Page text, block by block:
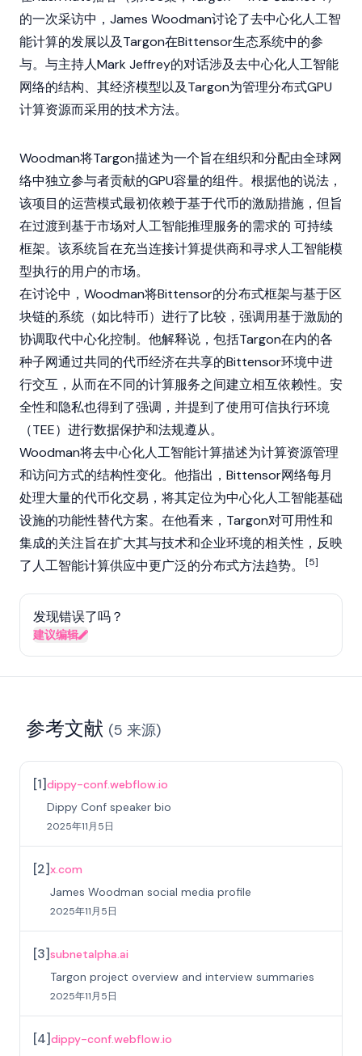
的一次采访中，James Woodman讨论了去中心化人工智
能计算的发展以及Targon在Bittensor生态系统中的参
与。与主持人Mark Jeffrey的对话涉及去中心化人工智能
网络的结构、其经济模型以及Targon为管理分布式GPU
计算资源而采用的技术方法。
Woodman将Targon描述为一个旨在组织和分配由全球网
络中独立参与者贡献的GPU容量的组件。根据他的说法，
该项目的运营模式最初依赖于基于代币的激励措施，但旨
在过渡到基于市场对人工智能推理服务的需求的 可持续
框架。该系统旨在充当连接计算提供商和寻求人工智能模
型执行的用户的市场。
在讨论中，Woodman将Bittensor的分布式框架与基于区
块链的系统（如比特币）进行了比较，强调用基于激励的
协调取代中心化控制。他解释说，包括Targon在内的各
种子网通过共同的代币经济在共享的Bittensor环境中进
行交互，从而在不同的计算服务之间建立相互依赖性。安
全性和隐私也得到了强调，并提到了使用可信执行环境
（TEE）进行数据保护和法规遵从。
Woodman将去中心化人工智能计算描述为计算资源管理
和访问方式的结构性变化。他指出， Bittensor网络每月
处理大量的代币化交易，将其定位为中心化人工智能基础
设施的功能性替代方案。在他看来，Targon对可用性和
集成的关注旨在扩大其与技术和企业环境的相关性，反映
了人工智能计算供应中更广泛的分布式方法趋势。
[5]
发现错误了吗？
建议编辑
参考文献 (5 来源)
[1]dippy-conf.webflow.io
Dippy Conf speaker bio
2025年11月5日
[2]x.com
James Woodman social media profile
2025年11月5日
[3]subnetalpha.ai
Targon project overview and interview summaries
2025年11月5日
[4]dippy-conf.webflow.io